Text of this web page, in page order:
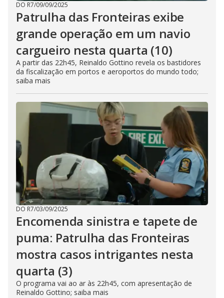
DO R7/09/09/2025
Patrulha das Fronteiras exibe
grande operação em um navio
cargueiro nesta quarta (10)
A partir das 22h45, Reinaldo Gottino revela os bastidores
da fiscalização em portos e aeroportos do mundo todo;
saiba mais
DO R7/03/09/2025
Encomenda sinistra e tapete de
puma: Patrulha das Fronteiras
mostra casos intrigantes nesta
quarta (3)
O programa vai ao ar às 22h45, com apresentação de
Reinaldo Gottino; saiba mais